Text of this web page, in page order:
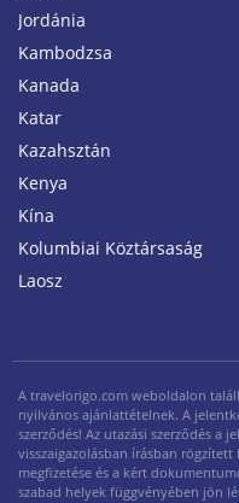
Jordánia
Kambodzsa
Kanada
Katar
Kazahsztán
Kenya
Kína
Kolumbiai Köztársaság
Laosz
A travelorigo.com weboldalon
nyilvános ajánlattételnek. A
szerződés! Az utazási szerződés a
visszaigazolásban írásban
megfizetése és a kért
szabad helyek függvényében jön